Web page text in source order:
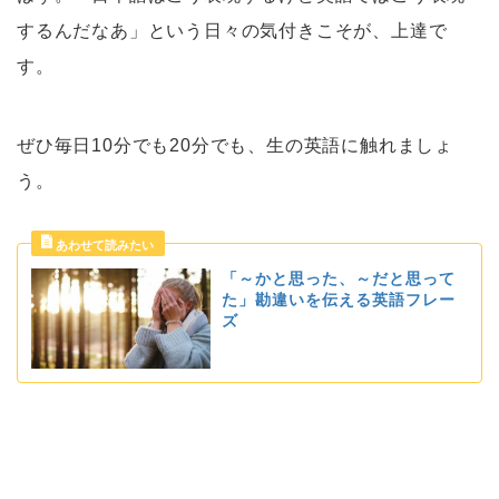
するんだなあ」という日々の気付きこそが、上達で
す。
ぜひ毎日10分でも20分でも、生の英語に触れましょ
う。
「～かと思った、～だと思って
た」勘違いを伝える英語フレー
ズ